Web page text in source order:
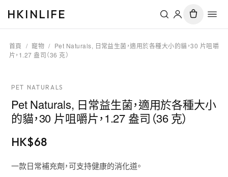
HKINLIFE
首頁 / 寵物 / Pet Naturals, 日常益生菌，適用於各種大小的貓，30 片咀嚼
片，1.27 盎司（36 克）
PET NATURALS
Pet Naturals, 日常益生菌，適用於各種大小
的貓，30 片咀嚼片，1.27 盎司（36 克）
HK$68
一款日常補充劑，可支持健康的消化道。